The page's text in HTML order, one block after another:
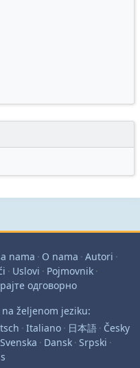
nama · O nama · Autori ·
· Uslovi · Pojmovnik ·
одговорно
željenom jeziku:
· Italiano · 日本語 · Česky
Svenska · Dansk · Srpski ·